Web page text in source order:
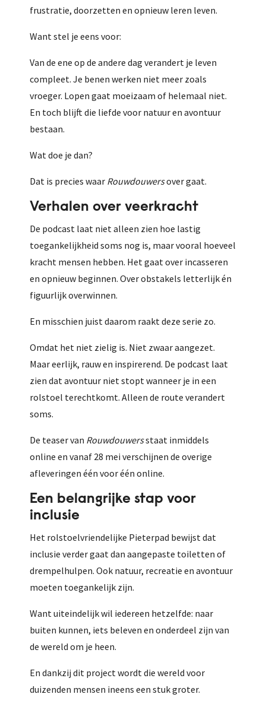
frustratie, doorzetten en opnieuw leren leven.
Want stel je eens voor:
Van de ene op de andere dag verandert je leven
compleet. Je benen werken niet meer zoals
vroeger. Lopen gaat moeizaam of helemaal niet.
En toch blijft die liefde voor natuur en avontuur
bestaan.
Wat doe je dan?
Dat is precies waar Rouwdouwersover gaat.
Verhalen over veerkracht
De podcast laat niet alleen zien hoe lastig
toegankelijkheid soms nog is, maar vooral hoeveel
kracht mensen hebben. Het gaat over incasseren
en opnieuw beginnen. Over obstakels letterlijk én
figuurlijk overwinnen.
En misschien juist daarom raakt deze serie zo.
Omdat het niet zielig is. Niet zwaar aangezet.
Maar eerlijk, rauw en inspirerend. De podcast laat
zien dat avontuur niet stopt wanneer je in een
rolstoel terechtkomt. Alleen de route verandert
soms.
De teaser van Rouwdouwersstaat inmiddels
online en vanaf 28 mei verschijnen de overige
afleveringen één voor één online.
Een belangrijke stap voor
inclusie
Het rolstoelvriendelijke Pieterpad bewijst dat
inclusie verder gaat dan aangepaste toiletten of
drempelhulpen. Ook natuur, recreatie en avontuur
moeten toegankelijk zijn.
Want uiteindelijk wil iedereen hetzelfde: naar
buiten kunnen, iets beleven en onderdeel zijn van
de wereld om je heen.
En dankzij dit project wordt die wereld voor
duizenden mensen ineens een stuk groter.